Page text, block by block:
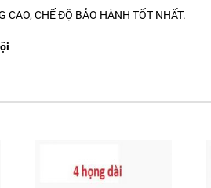
CAO, CHẾ ĐỘ BẢO HÀNH TỐT NHẤT.